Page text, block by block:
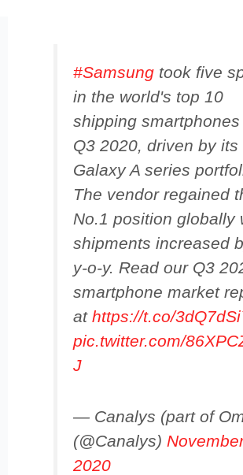
#Samsung took five
in the world's top 10
shipping smartphones
Q3 2020, driven by its
Galaxy A series
The vendor regained
No.1 position globally
shipments increased
y-o-y. Read our Q3
smartphone market
athttps://t.co/
pic.twitter.com/
J
— Canalys (part of
(@Canalys)
2020